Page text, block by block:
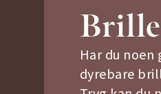
Har du
dyrebare